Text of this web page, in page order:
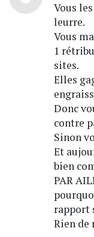
Vous
leurre.
Vous
1
sites.
Elles
Donc
contre
Sinon
Et
bien
PAR
rapport
Rien de